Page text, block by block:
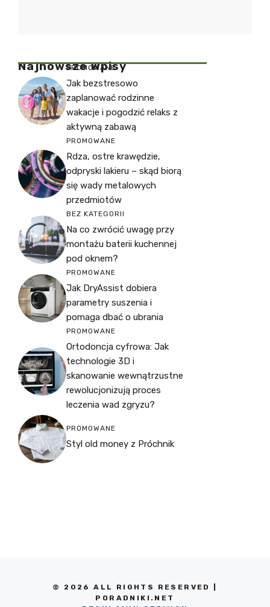
Najnowsze Wpisy
PROMOWANE
Jak bezstresowo
zaplanować rodzinne
wakacje i pogodzić relaks z
aktywną zabawą
PROMOWANE
Rdza, ostre krawędzie,
odpryski lakieru – skąd biorą
się wady metalowych
przedmiotów
BEZ KATEGORII
Na co zwrócić uwagę przy
montażu baterii kuchennej
pod oknem?
PROMOWANE
Jak DryAssist dobiera
parametry suszenia i
pomaga dbać o ubrania
PROMOWANE
Ortodoncja cyfrowa: Jak
technologie 3D i
skanowanie wewnątrzustne
rewolucjonizują proces
leczenia wad zgryzu?
PROMOWANE
Styl old money z Próchnik
© 2026 ALL RIGHTS RESERVED |
PORADNIKI.NET